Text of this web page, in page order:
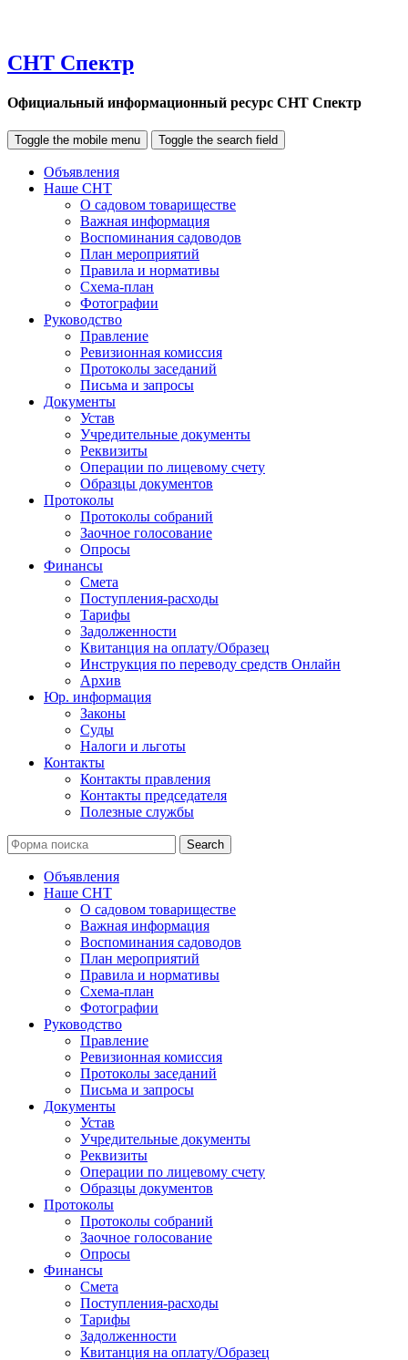
СНТ Спектр
Официальный информационный ресурс СНТ Спектр
Toggle the mobile menu Toggle the search field
Объявления
Наше СНТ
О садовом товариществе
Важная информация
Воспоминания садоводов
План мероприятий
Правила и нормативы
Схема-план
Фотографии
Руководство
Правление
Ревизионная комиссия
Протоколы заседаний
Письма и запросы
Документы
Устав
Учредительные документы
Реквизиты
Операции по лицевому счету
Образцы документов
Протоколы
Протоколы собраний
Заочное голосование
Опросы
Финансы
Смета
Поступления-расходы
Тарифы
Задолженности
Квитанция на оплату/Образец
Инструкция по переводу средств Онлайн
Архив
Юр. информация
Законы
Суды
Налоги и льготы
Контакты
Контакты правления
Контакты председателя
Полезные службы
Search
Объявления
Наше СНТ
О садовом товариществе
Важная информация
Воспоминания садоводов
План мероприятий
Правила и нормативы
Схема-план
Фотографии
Руководство
Правление
Ревизионная комиссия
Протоколы заседаний
Письма и запросы
Документы
Устав
Учредительные документы
Реквизиты
Операции по лицевому счету
Образцы документов
Протоколы
Протоколы собраний
Заочное голосование
Опросы
Финансы
Смета
Поступления-расходы
Тарифы
Задолженности
Квитанция на оплату/Образец